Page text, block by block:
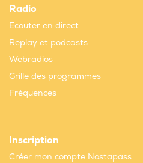
Radio
Ecouter en direct
Replay et podcasts
Webradios
Grille des programmes
Fréquences
Inscription
Créer mon compte Nostapass